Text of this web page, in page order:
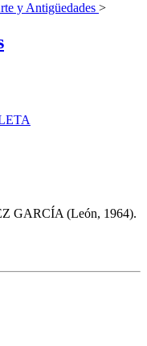
y Antigüedades >
GARCÍA (León, 1964).